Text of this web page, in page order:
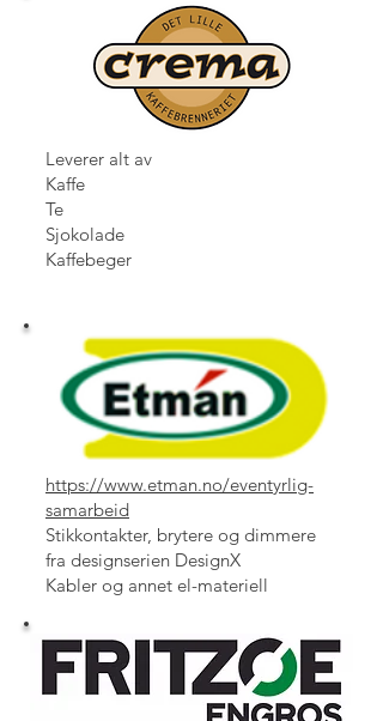
Leverer alt av
Kaffe
Te
Sjokolade
Kaffebeger
https://www.etman.no/eventyrlig-
samarbeid
Stikkontakter, brytere og dimmere
fra designserien DesignX
Kabler og annet el-materiell